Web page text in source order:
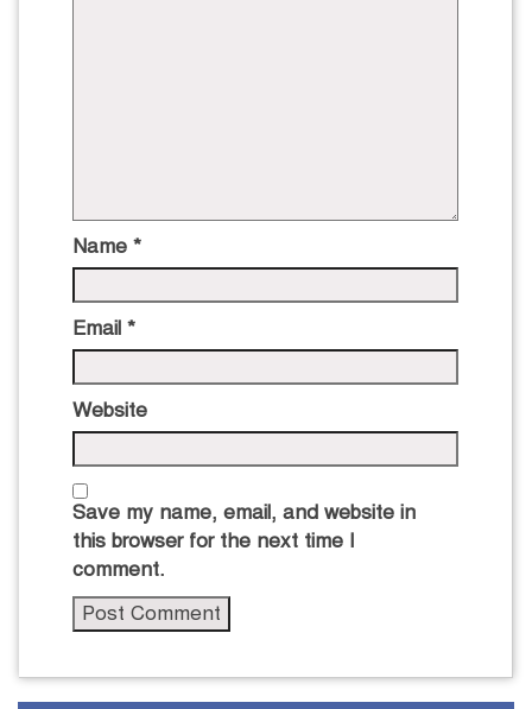
Name *
Email *
Website
Save my name, email, and website in
this browser for the next time I
comment.